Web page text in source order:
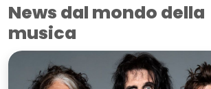
News dal mondo della
musica